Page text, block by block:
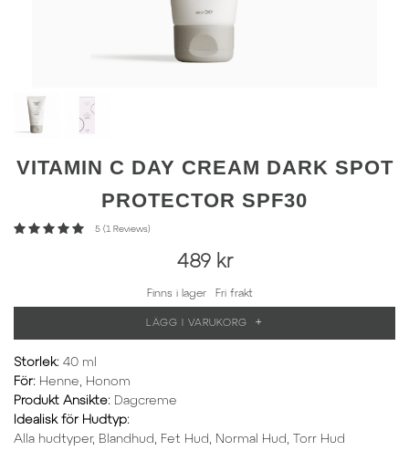
VITAMIN C DAY CREAM DARK SPOT
PROTECTOR SPF30
5 (1 Reviews)
489 kr
Finns i lager Fri frakt
LÄGG I VARUKORG +
Storlek: 40 ml
För: Henne, Honom
Produkt Ansikte: Dagcreme
Idealisk för Hudtyp:
Alla hudtyper, Blandhud, Fet Hud, Normal Hud, Torr Hud